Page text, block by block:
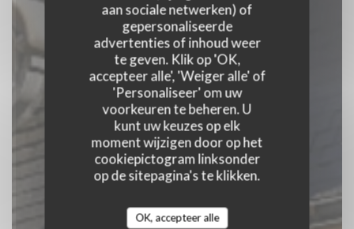
aan sociale netwerken) of
gepersonaliseerde
advertenties of inhoud weer
te geven. Klik op 'OK,
accepteer alle', 'Weiger alle' of
'Personaliseer' om uw
voorkeuren te beheren. U
kunt uw keuzes op elk
moment wijzigen door op het
cookiepictogram linksonder
op de sitepagina's te klikken.
OK, accepteer alle
Bistrot Cocagne
KROEG |RENNES
RESERVEER EEN TAFEL